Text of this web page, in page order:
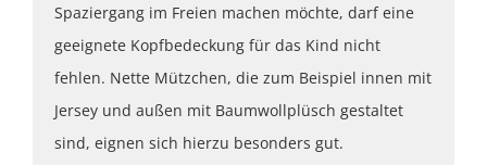
Spaziergang im Freien machen möchte, darf eine
geeignete Kopfbedeckung für das Kind nicht
fehlen. Nette Mützchen, die zum Beispiel innen mit
Jersey und außen mit Baumwollplüsch gestaltet
sind, eignen sich hierzu besonders gut.